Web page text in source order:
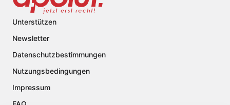
Unterstützen
Newsletter
Datenschutzbestimmungen
Nutzungsbedingungen
Impressum